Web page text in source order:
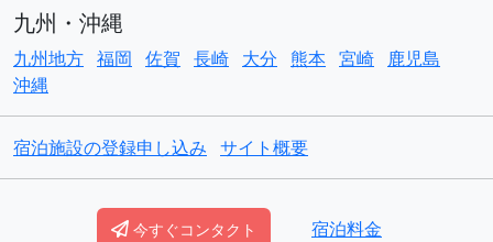
今すぐコンタクト 宿泊料金
九州・沖縄
九州地方 福岡 佐賀 長崎 大分 熊本 宮崎
鹿児島
沖縄
宿泊施設の登録申し込み サイト概要
© CopyrightACO貸別荘コテージ